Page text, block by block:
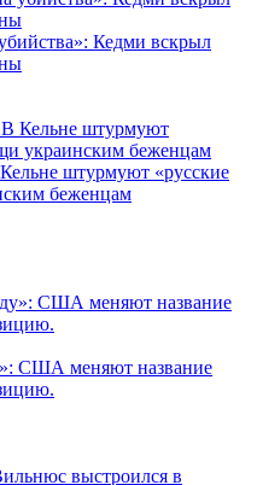
Кедми вскрыл
штурмуют «русские
беженцам
США меняют название